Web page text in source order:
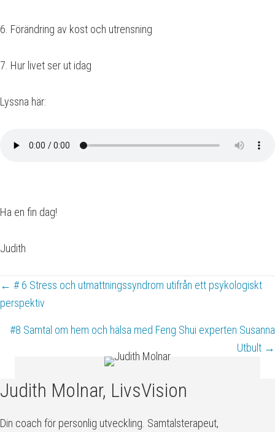
6. Förändring av kost och utrensning
7. Hur livet ser ut idag
Lyssna här:
Ha en fin dag!
Judith
Posts
navigation
← # 6 Stress och utmattningssyndrom utifrån ett psykologiskt
perspektiv
#8 Samtal om hem och hälsa med Feng Shui experten Susanna
Utbult →
Judith Molnar, LivsVision
Din coach för personlig utveckling. Samtalsterapeut,